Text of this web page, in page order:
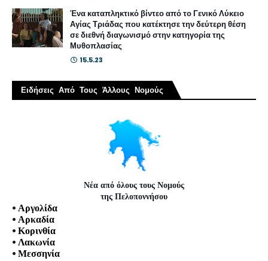
Ένα καταπληκτικό βίντεο από το Γενικό Λύκειο
Αγίας Τριάδας που κατέκτησε την δεύτερη θέση
σε διεθνή διαγωνισμό στην κατηγορία της
Μυθοπλασίας
15.5.23
Ειδήσεις Από Τους Άλλους Νομούς
Νέα από όλους τους Νομούς
της Πελοποννήσου
• Αργολίδα
• Αρκαδία
• Κορινθία
• Λακωνία
• Μεσσηνία